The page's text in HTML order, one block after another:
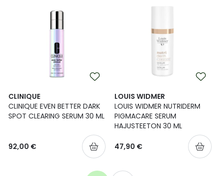
CLINIQUE
CLINIQUE EVEN BETTER DARK
SPOT CLEARING SERUM 30 ML
92,00 €
LOUIS WIDMER
LOUIS WIDMER NUTRIDERM
PIGMACARE SERUM
HAJUSTEETON 30 ML
47,90 €